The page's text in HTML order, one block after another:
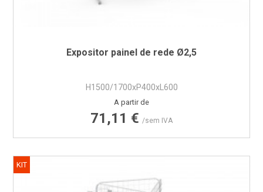
Expositor painel de rede Ø2,5
H1500/1700xP400xL600
Preço
A partir de
71,11 € /sem IVA
KIT